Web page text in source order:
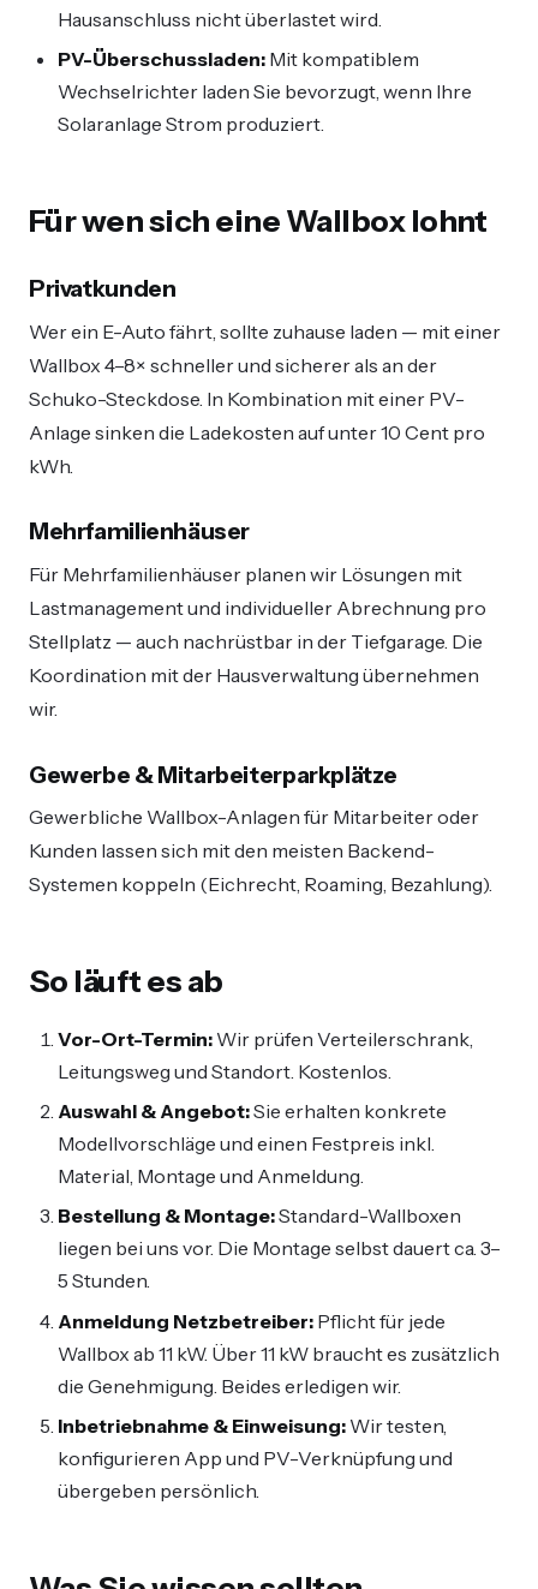
Hausanschluss nicht überlastet wird.
PV-Überschussladen: Mit kompatiblem
Wechselrichter laden Sie bevorzugt, wenn Ihre
Solaranlage Strom produziert.
Für wen sich eine Wallbox lohnt
Privatkunden
Wer ein E-Auto fährt, sollte zuhause laden — mit einer
Wallbox 4–8× schneller und sicherer als an der
Schuko-Steckdose. In Kombination mit einer PV-
Anlage sinken die Ladekosten auf unter 10 Cent pro
kWh.
Mehrfamilienhäuser
Für Mehrfamilienhäuser planen wir Lösungen mit
Lastmanagement und individueller Abrechnung pro
Stellplatz — auch nachrüstbar in der Tiefgarage. Die
Koordination mit der Hausverwaltung übernehmen
wir.
Gewerbe & Mitarbeiterparkplätze
Gewerbliche Wallbox-Anlagen für Mitarbeiter oder
Kunden lassen sich mit den meisten Backend-
Systemen koppeln (Eichrecht, Roaming, Bezahlung).
So läuft es ab
Vor-Ort-Termin: Wir prüfen Verteilerschrank,
Leitungsweg und Standort. Kostenlos.
Auswahl & Angebot:Sie erhalten konkrete
Modellvorschläge und einen Festpreis inkl.
Material, Montage und Anmeldung.
Bestellung & Montage:Standard-Wallboxen
liegen bei uns vor. Die Montage selbst dauert ca. 3–
5 Stunden.
Anmeldung Netzbetreiber: Pflicht für jede
Wallbox ab 11 kW. Über 11 kW braucht es zusätzlich
die Genehmigung. Beides erledigen wir.
Inbetriebnahme & Einweisung: Wir testen,
konfigurieren App und PV-Verknüpfung und
übergeben persönlich.